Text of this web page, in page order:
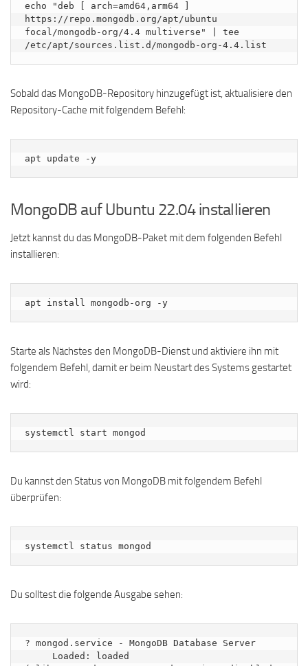
echo "deb [ arch=amd64,arm64 ]
https://repo.mongodb.org/apt/ubuntu
focal/mongodb-org/4.4 multiverse" | tee
/etc/apt/sources.list.d/mongodb-org-4.4.list
Sobald das MongoDB-Repository hinzugefügt ist, aktualisiere den
Repository-Cache mit folgendem Befehl:
apt update -y
MongoDB auf Ubuntu 22.04 installieren
Jetzt kannst du das MongoDB-Paket mit dem folgenden Befehl
installieren:
apt install mongodb-org -y
Starte als Nächstes den MongoDB-Dienst und aktiviere ihn mit
folgendem Befehl, damit er beim Neustart des Systems gestartet
wird:
systemctl start mongod
Du kannst den Status von MongoDB mit folgendem Befehl
überprüfen:
systemctl status mongod
Du solltest die folgende Ausgabe sehen:
? mongod.service - MongoDB Database Server